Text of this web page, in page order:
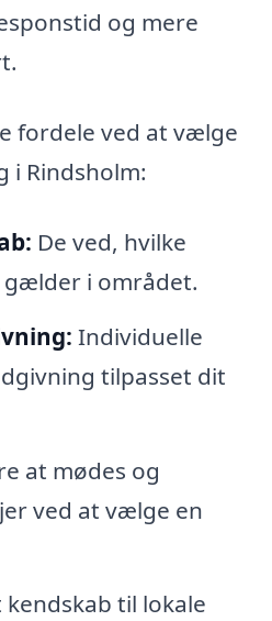
og mere
fordele ved at vælge
i Rindsholm:
De ved, hvilke
i området.
Individuelle
tilpasset dit
at mødes og
ved at vælge en
kendskab til lokale